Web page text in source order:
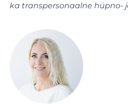
ka transpersonaalne hüpno-